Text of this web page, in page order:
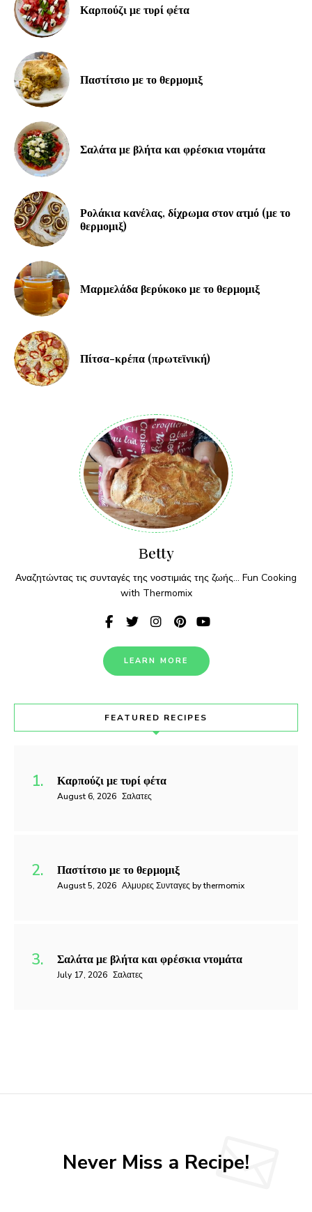
Καρπούζι με τυρί φέτα
Παστίτσιο με το θερμομιξ
Σαλάτα με βλήτα και φρέσκια ντομάτα
Ρολάκια κανέλας, δίχρωμα στον ατμό (με το
θερμομιξ)
Μαρμελάδα βερύκοκο με το θερμομιξ
Πίτσα-κρέπα (πρωτεϊνική)
Βetty
Αναζητώντας τις συνταγές της νοστιμιάς της ζωής... Fun Cooking
with Thermomix
LEARN MORE
FEATURED RECIPES
Καρπούζι με τυρί φέτα
August 6, 2026 Σαλατες
Παστίτσιο με το θερμομιξ
August 5, 2026 Αλμυρες Συνταγες by thermomix
Σαλάτα με βλήτα και φρέσκια ντομάτα
July 17, 2026 Σαλατες
Never Miss a Recipe!